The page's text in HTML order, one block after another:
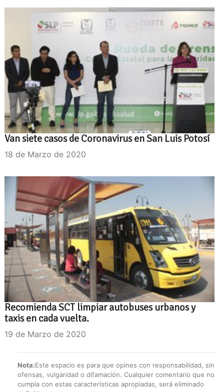
Van siete casos de Coronavirus en San Luis Potosí
18 de Marzo de 2020
Recomienda SCT limpiar autobuses urbanos y
taxis en cada vuelta.
19 de Marzo de 2020
Nota:Este espacio es para que opines con responsabilidad, sin
ofensas, vulgaridad o difamación. Cualquier comentario que no
cumpla con estas características apropiadas, será eliminado